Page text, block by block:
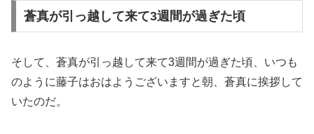
蒼真が引っ越して来て3週間が過ぎた頃
そして、蒼真が引っ越して来て3週間が過ぎた頃、いつも
のように藤子はおはようございますと朝、蒼真に挨拶して
いたのだ。